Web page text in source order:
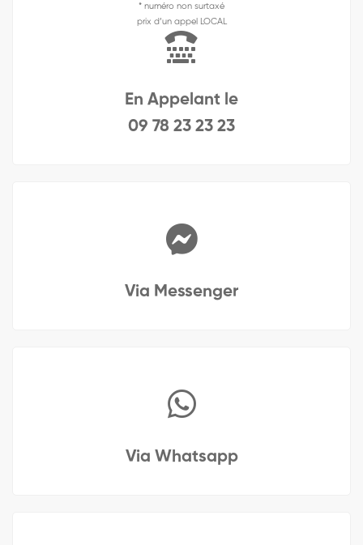
* numéro non surtaxé
prix d’un appel LOCAL
En Appelant le
09 78 23 23 23
Via Messenger
Via Whatsapp